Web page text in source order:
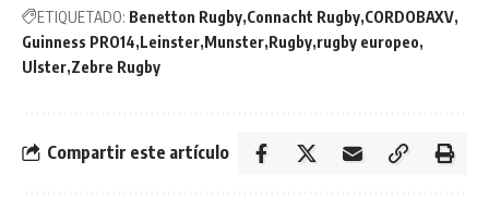
ETIQUETADO: Benetton Rugby Connacht Rugby CORDOBAXV
Guinness PRO14 Leinster Munster Rugby rugby europeo
Ulster Zebre Rugby
Compartir este artículo